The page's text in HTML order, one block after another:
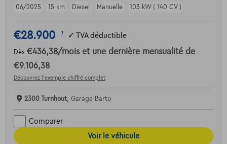
06/2025
15 km Diesel Manuelle 103 kW ( 140 CV )
€28.900 1 ✓ TVA déductible
Dès €436,38/mois et une dernière mensualité de
€9.106,38
Découvrez l’exemple chiffré complet
2300 Turnhout, Garage Barto
Comparer
Voir le véhicule